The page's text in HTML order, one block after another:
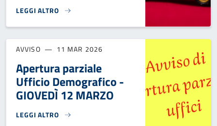
LEGGI ALTRO
AMMISSIONE ALL’ESAME DI IDONEITA’ PER L’ISCRIZIONE
AVVISO 11 MAR 2026
Apertura parziale
Ufficio Demografico -
GIOVEDÌ 12 MARZO
LEGGI ALTRO
APERTURA PARZIALE UFFICIO DEMOGRAFICO - GIOVEDÌ 12